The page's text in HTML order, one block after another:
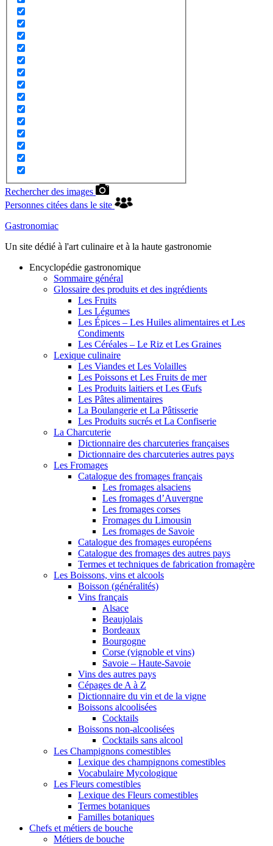
Rechercher des images
Personnes citées dans le site
Gastronomiac
Un site dédié à l'art culinaire et à la haute gastronomie
Encyclopédie gastronomique
Sommaire général
Glossaire des produits et des ingrédients
Les Fruits
Les Légumes
Les Épices – Les Huiles alimentaires et Les
Condiments
Les Céréales – Le Riz et Les Graines
Lexique culinaire
Les Viandes et Les Volailles
Les Poissons et Les Fruits de mer
Les Produits laitiers et Les Œufs
Les Pâtes alimentaires
La Boulangerie et La Pâtisserie
Les Produits sucrés et La Confiserie
La Charcuterie
Dictionnaire des charcuteries françaises
Dictionnaire des charcuteries autres pays
Les Fromages
Catalogue des fromages français
Les fromages alsaciens
Les fromages d’Auvergne
Les fromages corses
Fromages du Limousin
Les fromages de Savoie
Catalogue des fromages européens
Catalogue des fromages des autres pays
Termes et techniques de fabrication fromagère
Les Boissons, vins et alcools
Boisson (généralités)
Vins français
Alsace
Beaujolais
Bordeaux
Bourgogne
Corse (vignoble et vins)
Savoie – Haute-Savoie
Vins des autres pays
Cépages de A à Z
Dictionnaire du vin et de la vigne
Boissons alcoolisées
Cocktails
Boissons non-alcoolisées
Cocktails sans alcool
Les Champignons comestibles
Lexique des champignons comestibles
Vocabulaire Mycologique
Les Fleurs comestibles
Lexique des Fleurs comestibles
Termes botaniques
Familles botaniques
Chefs et métiers de bouche
Métiers de bouche